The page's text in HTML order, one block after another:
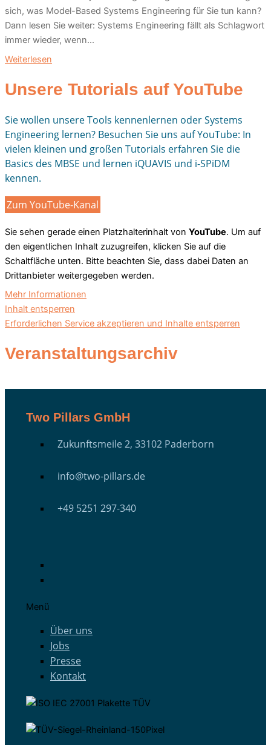
sich, was Model-Based Systems Engineering für Sie tun kann?
Dann lesen Sie weiter: Systems Engineering fällt als Schlagwort
immer wieder, wenn...
Weiterlesen
Unsere Tutorials auf YouTube
Sie wollen unsere Tools kennenlernen oder Systems
Engineering lernen? Besuchen Sie uns auf YouTube: In
vielen kleinen und großen Tutorials erfahren Sie die
Basics des MBSE und lernen iQUAVIS und i-SPiDM
kennen.
Zum YouTube-Kanal
Sie sehen gerade einen Platzhalterinhalt von YouTube. Um auf
den eigentlichen Inhalt zuzugreifen, klicken Sie auf die
Schaltfläche unten. Bitte beachten Sie, dass dabei Daten an
Drittanbieter weitergegeben werden.
Mehr Informationen
Inhalt entsperren
Erforderlichen Service akzeptieren und Inhalte entsperren
Veranstaltungsarchiv
Two Pillars GmbH
Zukunftsmeile 2, 33102 Paderborn
info@two-pillars.de
+49 5251 297-340
Menü
Über uns
Jobs
Presse
Kontakt